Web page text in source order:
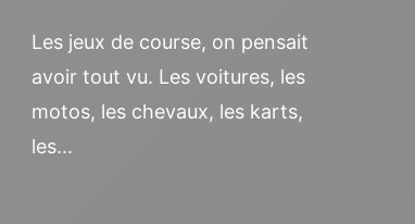
Les jeux de course, on pensait
avoir tout vu. Les voitures, les
motos, les chevaux, les karts,
les...